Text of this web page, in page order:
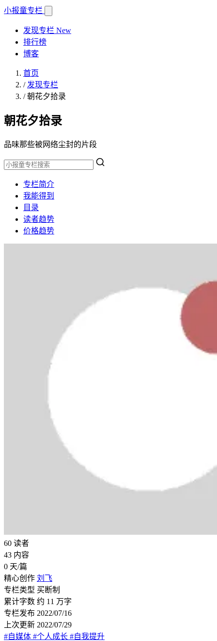
小报童专栏
发现专栏 New
排行榜
博客
首页
/ 发现专栏
/朝花夕拾录
朝花夕拾录
品味那些被网络尘封的片段
专栏简介
我能得到
目录
读者趋势
价格趋势
60 读者
43 内容
0 天/篇
精心创作 刘飞
专栏类型 买断制
累计字数 约 11 万字
专栏发布 2022/07/16
上次更新 2022/07/29
#自媒体 #个人成长 #自我提升